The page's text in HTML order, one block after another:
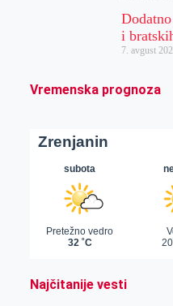
i
7. avgust
Vremenska prognoza
Najčitanije vesti